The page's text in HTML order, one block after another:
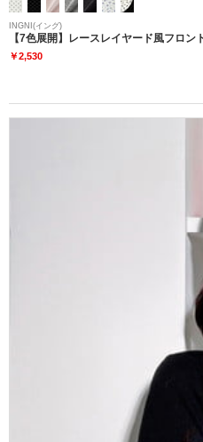
INGNI(イング)
【7色展開】レースレイヤード風フロ
￥2,530